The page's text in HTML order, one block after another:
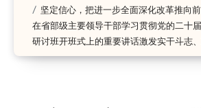
坚定信心，把进一步全面深化改革推向
在省部级主要领导干部学习贯彻党的二十
研讨班开班式上的重要讲话激发实干斗志